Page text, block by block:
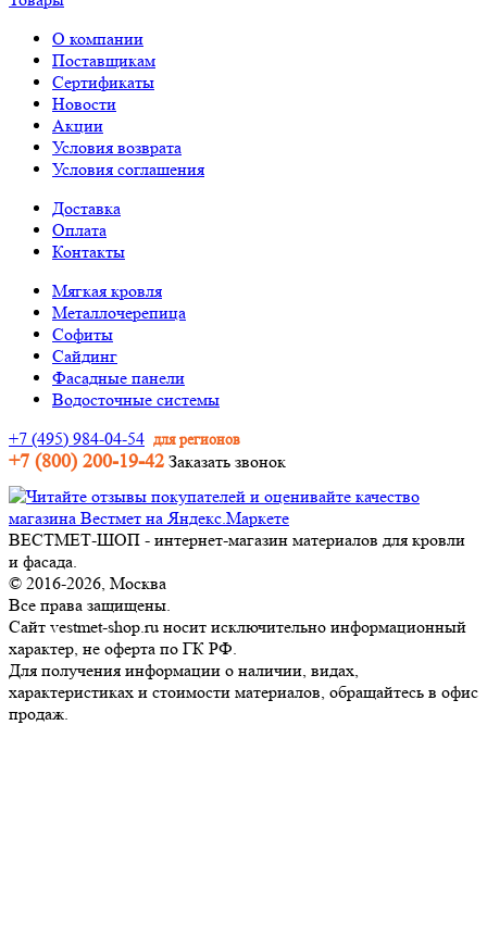
О компании
Поставщикам
Сертификаты
Новости
Акции
Условия возврата
Условия соглашения
Доставка
Оплата
Контакты
Мягкая кровля
Металлочерепица
Софиты
Сайдинг
Фасадные панели
Водосточные системы
+7 (495) 984-04-54 для регионов
+7 (800) 200-19-42 Заказать звонок
ВЕСТМЕТ-ШОП - интернет-магазин материалов для кровли
и фасада.
© 2016-2026, Москва
Все права защищены.
Сайт vestmet-shop.ru носит исключительно информационный
характер, не оферта по ГК РФ.
Для получения информации о наличии, видах,
характеристиках и стоимости материалов, обращайтесь в офис
продаж.